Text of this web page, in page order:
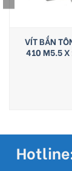
VÍT BẮN
410 M5.5 X